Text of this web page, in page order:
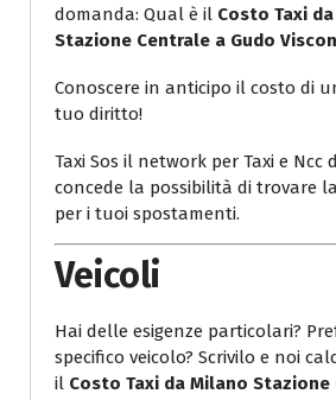
domanda: Qual è il Costo Taxi
Stazione Centrale a Gudo
Conoscere in anticipo il costo di
tuo diritto!
Taxi Sos il network per Taxi e
concede la possibilità di trovare
per i tuoi spostamenti.
Veicoli
Hai delle esigenze particolari?
specifico veicolo? Scrivilo e noi
il Costo Taxi da Milano Stazione